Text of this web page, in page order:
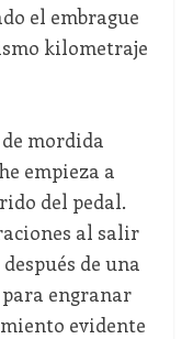
el embrague
kilometraje
mordida
empieza a
del pedal.
al salir
de una
engranar
evidente